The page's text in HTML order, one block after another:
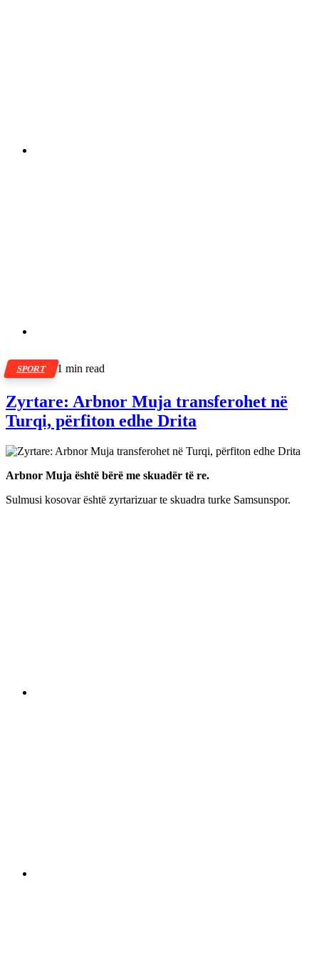
SPORT 1 min read
Zyrtare: Arbnor Muja transferohet në
Turqi, përfiton edhe Drita
Arbnor Muja është bërë me skuadër të re.
Sulmusi kosovar është zyrtarizuar te skuadra turke Samsunspor.